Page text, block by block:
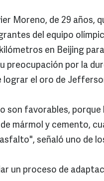
Moreno, de 29 años,
del equipo
en Beijing
preocupación por la
lograr el oro de
son favorables,
de mármol y cemento,
señaló uno de
un proceso de